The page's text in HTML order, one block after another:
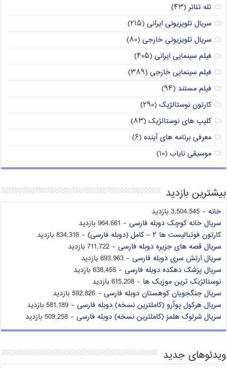
تله تئاتر (۴۳)
سریال تلویزیونی ایرانی (۲۱۵)
سریال تلویزیونی خارجی (۸۰)
فیلم سینمایی ایرانی (۴۰۵)
فیلم سینمایی خارجی (۳۸۹)
فیلم مستند (۹۴)
کارتون نوستالژیک (۲۹۰)
کلیپ های نوستالژیک (۸۳)
معرفی برنامه های آینده (۶)
موسیقی نایاب (۱۰)
بیشترین بازدید
خانه - 3,504,545 بازدید
سریال خانه کوچک دوبله فارسی - 964,661 بازدید
کارتون فوتبالیست ها ۲ – کامل (دوبله فارسی)
- 834,316 بازدید
سریال قصه های جزیره دوبله فارسی - 711,722 بازدید
سریال ارتش سری دوبله فارسی - 693,963 بازدید
سریال پزشک دهکده دوبله فارسی - 638,455 بازدید
نوستالژیک ترین موزیک ها - 615,208 بازدید
سریال جنگجویان کوهستان دوبله فارسی - 592,826 بازدید
سریال هرکول پوآرو (کاملترین نسخه) دوبله فارسی - 581,189 بازدید
سریال شرلوک هلمز (کاملترین نسخه) دوبله فارسی - 509,258 بازدید
ویدئوهای جدید